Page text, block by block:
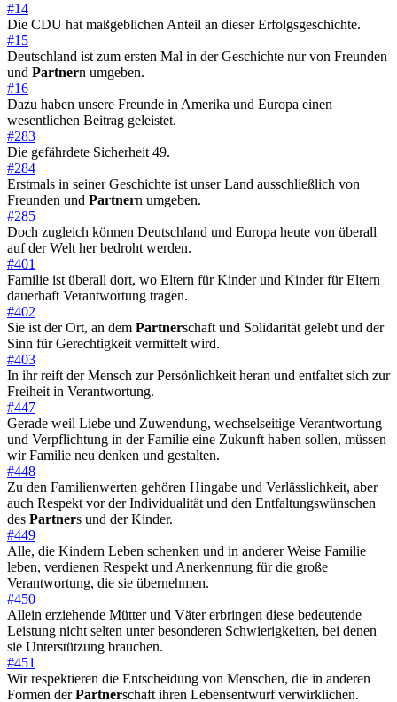
#14
Die CDU hat maßgeblichen Anteil an dieser Erfolgsgeschichte.
#15
Deutschland ist zum ersten Mal in der Geschichte nur von Freunden
und Partnern umgeben.
#16
Dazu haben unsere Freunde in Amerika und Europa einen
wesentlichen Beitrag geleistet.
#283
Die gefährdete Sicherheit 49.
#284
Erstmals in seiner Geschichte ist unser Land ausschließlich von
Freunden und Partnern umgeben.
#285
Doch zugleich können Deutschland und Europa heute von überall
auf der Welt her bedroht werden.
#401
Familie ist überall dort, wo Eltern für Kinder und Kinder für Eltern
dauerhaft Verantwortung tragen.
#402
Sie ist der Ort, an dem Partnerschaft und Solidarität gelebt und der
Sinn für Gerechtigkeit vermittelt wird.
#403
In ihr reift der Mensch zur Persönlichkeit heran und entfaltet sich zur
Freiheit in Verantwortung.
#447
Gerade weil Liebe und Zuwendung, wechselseitige Verantwortung
und Verpflichtung in der Familie eine Zukunft haben sollen, müssen
wir Familie neu denken und gestalten.
#448
Zu den Familienwerten gehören Hingabe und Verlässlichkeit, aber
auch Respekt vor der Individualität und den Entfaltungswünschen
des Partners und der Kinder.
#449
Alle, die Kindern Leben schenken und in anderer Weise Familie
leben, verdienen Respekt und Anerkennung für die große
Verantwortung, die sie übernehmen.
#450
Allein erziehende Mütter und Väter erbringen diese bedeutende
Leistung nicht selten unter besonderen Schwierigkeiten, bei denen
sie Unterstützung brauchen.
#451
Wir respektieren die Entscheidung von Menschen, die in anderen
Formen derPartnerschaft ihren Lebensentwurf verwirklichen.